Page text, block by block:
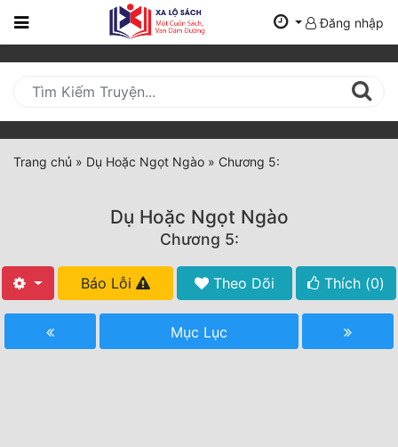
Trang
Mới
Cập
Nhật
(current)
Tất Cả
Đăng nhập
Trang chủ » Dụ Hoặc Ngọt Ngào » Chương 5:
Dụ Hoặc Ngọt Ngào
Chương 5:
Báo Lỗi Theo Dõi Thích (0)
Mục Lục